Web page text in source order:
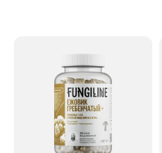
Здоровое пищеварение
Здоровые суставы
Здоровый микробиом
Здоровье легких